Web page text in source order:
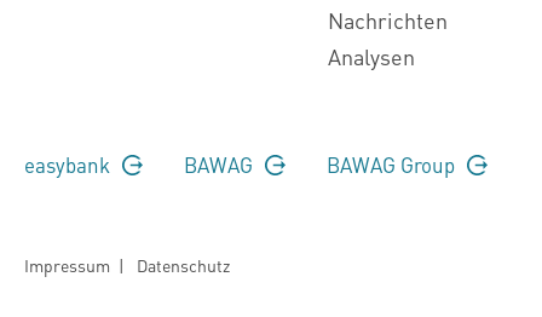
Nachrichten
Analysen
easybank BAWAG BAWAG Group
Impressum | Datenschutz